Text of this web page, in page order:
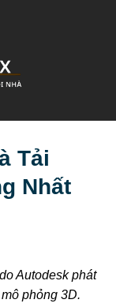
Tải
Nhất
Autodesk phát
phỏng 3D.